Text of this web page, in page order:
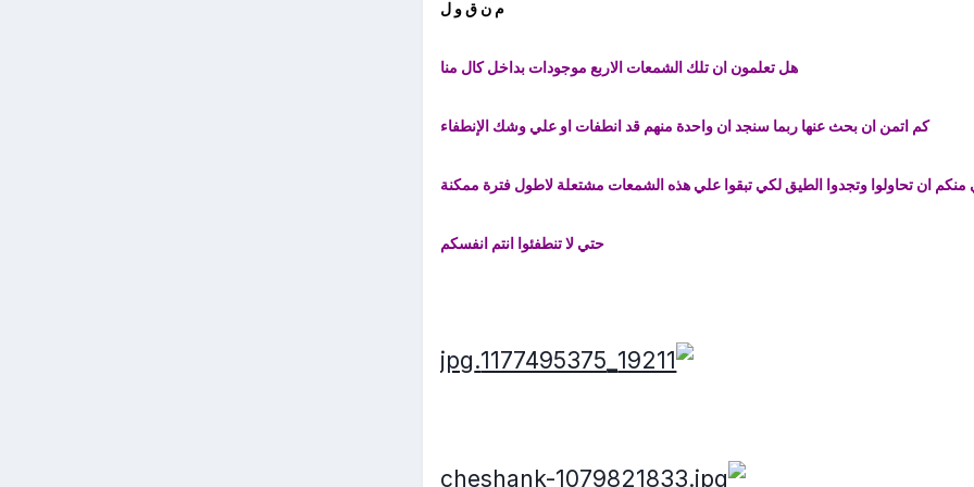
م ن ق و ل
هل تعلمون ان تلك الشمعات الاربع موجودات بداخل كال منا
كم اتمن ان بحث عنها ربما سنجد ان واحدة منهم قد انطفات او علي وشك الإنطفاء
منكم ان تحاولوا وتجدوا الطيق لكي تبقوا علي هذه الشمعات مشتعلة لاطول فترة ممكنة
حتي لا تنطفئوا انتم انفسكم